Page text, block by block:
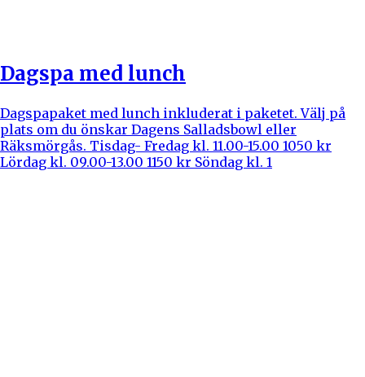
Dagspa med lunch
Dagspapaket med lunch inkluderat i paketet. Välj på
plats om du önskar Dagens Salladsbowl eller
Räksmörgås. Tisdag- Fredag kl. 11.00-15.00 1050 kr
Lördag kl. 09.00-13.00 1150 kr Söndag kl. 1